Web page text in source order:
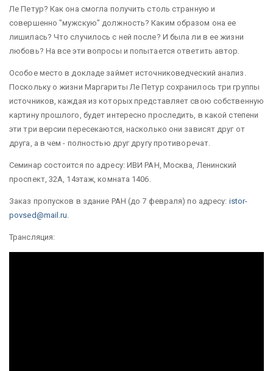
Ле Петур? Как она смогла получить столь странную и
совершенно "мужскую" должность? Каким образом она ее
лишилась? Что случилось с ней после? И была ли в ее жизни
любовь? На все эти вопросы и попытается ответить автор.
Особое место в докладе займет источниковедческий анализ.
Поскольку о жизни Маргариты Ле Петур сохранилось три группы
источников, каждая из которых представляет свою собственную
картину прошлого, будет интересно проследить, в какой степени
эти три версии пересекаются, насколько они зависят друг от
друга, а в чем - полностью друг другу противоречат.
Семинар состоится по адресу: ИВИ РАН, Москва, Ленинский
проспект, 32А, 14этаж, комната 1406.
Заказ пропусков в здание РАН (до 7 февраля) по адресу: istor-
povsed@mail.ru.
Трансляция: